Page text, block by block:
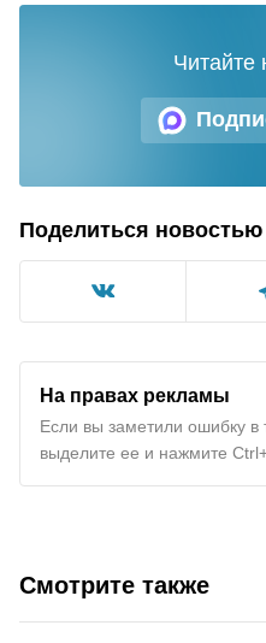
Читайте
Поделиться новостью
На правах рекламы
Если вы заметили ошибку в
выделите ее и нажмите
Смотрите также